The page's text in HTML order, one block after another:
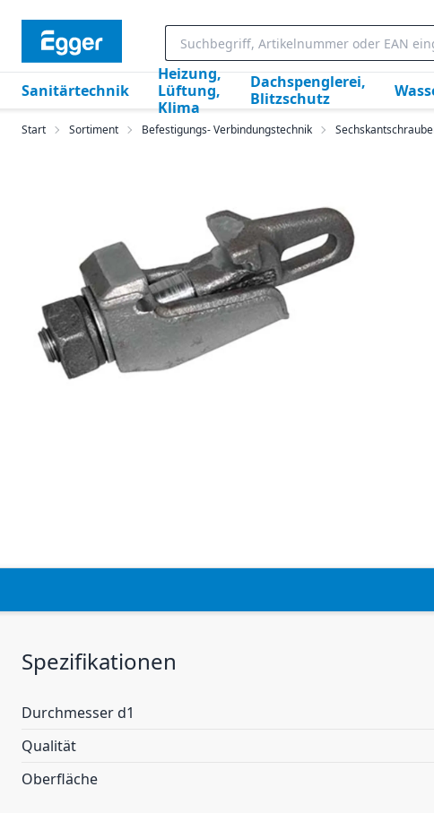
Sanitärtechnik
Heizung,
Lüftung,
Klima
Dachspenglerei,
Blitzschutz
Start Sortiment Befestigungs- Verbindungstechnik
Spezifikationen
Durchmesser d1
Qualität
Oberfläche